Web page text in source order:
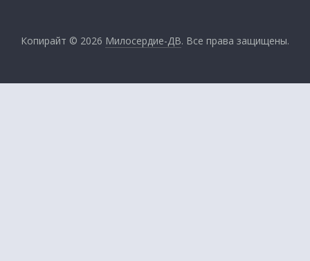
Копирайт © 2026 Милосердие-ДВ. Все права защищены.